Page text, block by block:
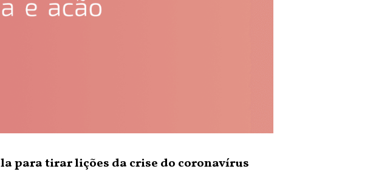
para tirar lições da crise do coronavírus